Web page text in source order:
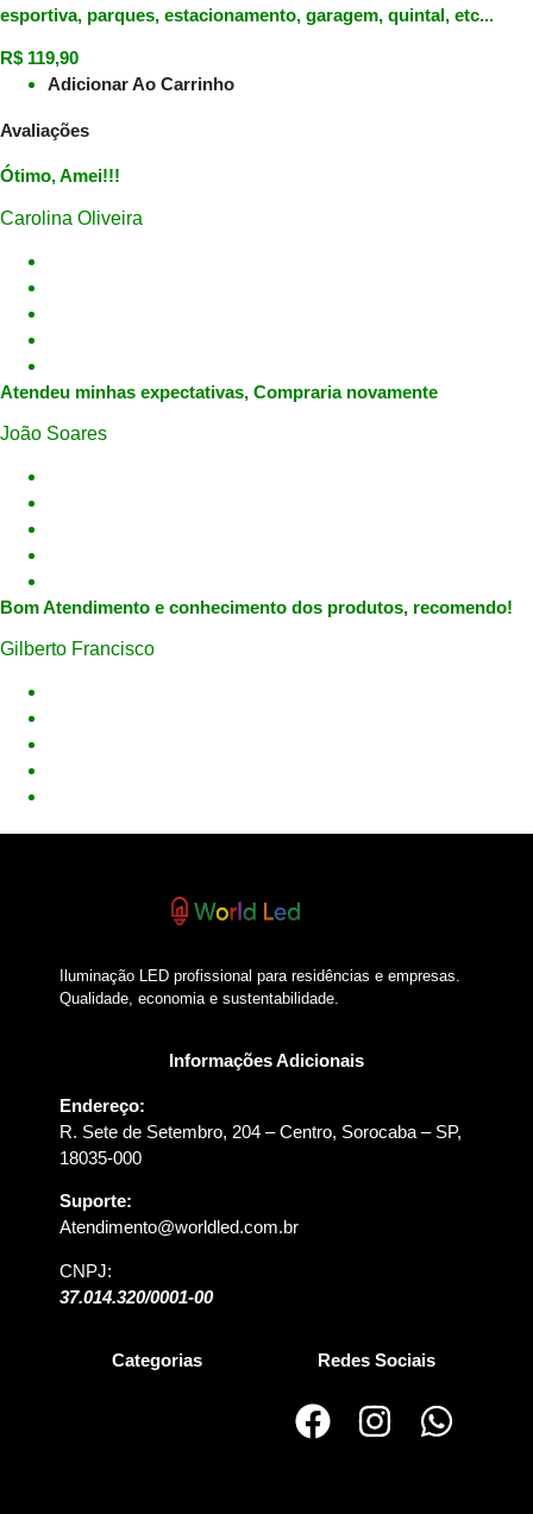
esportiva, parques, estacionamento, garagem, quintal, etc...
R$ 119,90
Adicionar Ao Carrinho
Avaliações
Ótimo, Amei!!!
Carolina Oliveira
Atendeu minhas expectativas, Compraria novamente
João Soares
Bom Atendimento e conhecimento dos produtos, recomendo!
Gilberto Francisco
Iluminação LED profissional para residências e empresas.
Qualidade, economia e sustentabilidade.
Informações Adicionais
Endereço:
R. Sete de Setembro, 204 – Centro, Sorocaba – SP,
18035-000
Suporte:
Atendimento@worldled.com.br
CNPJ:
37.014.320/0001-00
Categorias Redes Sociais